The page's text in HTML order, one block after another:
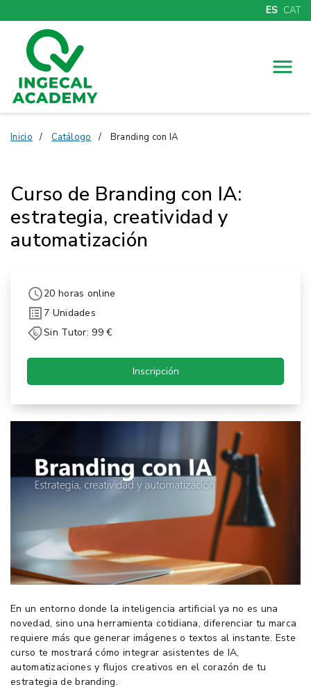
ES CAT
Menú
Inicio Catálogo Branding con IA
Curso de Branding con IA:
estrategia, creatividad y
automatización
20 horas online
7 Unidades
Sin Tutor: 99 €
Inscripción
En un entorno donde la inteligencia artificial ya no es una
novedad, sino una herramienta cotidiana, diferenciar tu marca
requiere más que generar imágenes o textos al instante. Este
curso te mostrará cómo integrar asistentes de IA,
automatizaciones y flujos creativos en el corazón de tu
estrategia de branding.